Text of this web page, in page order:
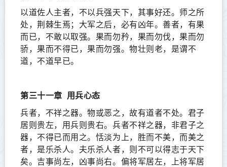
以道佐人主者，不以兵强天下，其事好还。师之所
处，荆棘生焉；大军之后，必有凶年。善者，有果
而已，不敢以取强。果而勿矜，果而勿伐，果而勿
骄，果而不得已，果而勿强。物壮则老，是谓不
道，不道早已。
第三十一章
用兵心态
兵者，不祥之器。物或恶之，故有道者不处。君子
居则贵左，用兵则贵右。兵者不祥之器，非君子之
器，不得已而用之。恬淡为上，胜而不美，而美之
者，是乐杀人。夫乐杀人者，则不可以得志于天下
矣。吉事尚左，凶事尚右。偏将军居左，上将军居